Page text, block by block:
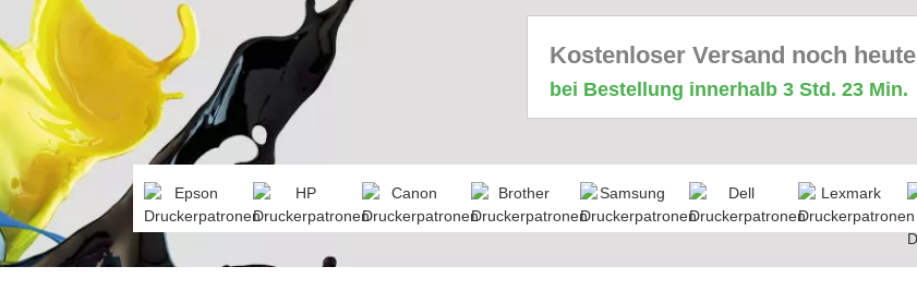
Kostenloser Versand noch heute
bei Bestellung innerhalb 3 Std. 23 Min.